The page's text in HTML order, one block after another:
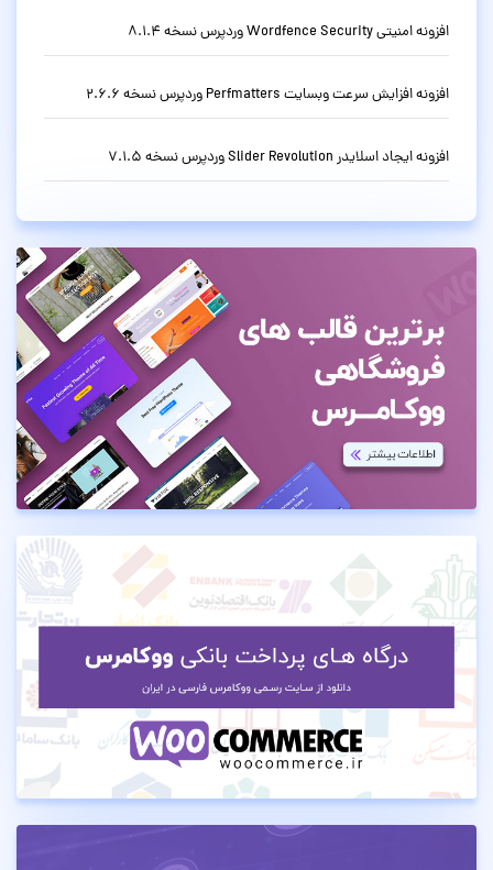
افزونه امنیتی Wordfence Security وردپرس نسخه 8.1.4
افزونه افزایش سرعت وبسایت Perfmatters وردپرس نسخه 2.6.6
افزونه ایجاد اسلایدر Slider Revolution وردپرس نسخه 7.1.5